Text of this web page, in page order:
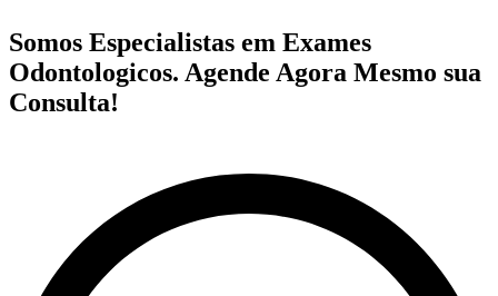
Somos Especialistas em Exames
Odontologicos. Agende Agora Mesmo sua
Consulta!